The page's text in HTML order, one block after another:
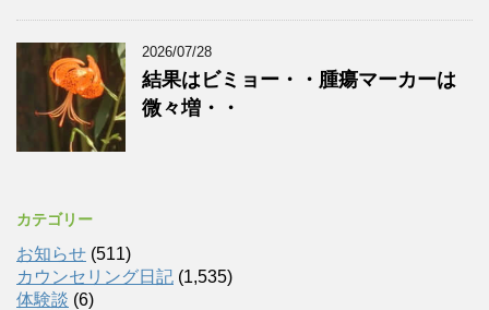
2026/07/28
結果はビミョー・・腫瘍マーカーは
微々増・・
カテゴリー
お知らせ (511)
カウンセリング日記 (1,535)
体験談 (6)